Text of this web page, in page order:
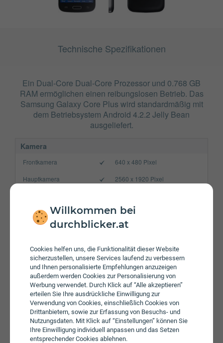
Willkommen bei
durchblicker.at
Cookies helfen uns, die Funktionalität dieser Website
sicherzustellen, unsere Services laufend zu verbessern
und Ihnen personalisierte Empfehlungen anzuzeigen
außerdem werden Cookies zur Personalisierung von
Werbung verwendet. Durch Klick auf “Alle akzeptieren”
erteilen Sie Ihre ausdrückliche Einwilligung zur
Verwendung von Cookies, einschließlich Cookies von
Drittanbietern, sowie zur Erfassung von Besuchs- und
Nutzungsdaten. Mit Klick auf “Einstellungen” können Sie
Ihre Einwilligung individuell anpassen und das Setzen
entsprechender Cookies ablehnen.
Technische Spezifikationen
Ein Dual-Core Dual-Core Prozessor und 0.768 GB
RAM ermöglichen einen reibungslosen Betrieb. Das
Samsung Galaxy Core Plus wird standardmäßig mit
dem Betriebsystem Android 4.2.2 Jelly Bean
ausgeliefert.
Kamera
Frontkamera
640 x 480 Pixel
Hauptkamera
2560 x 1920 Pixel
Bluetooth
b/g/n
Gerät
Akku
1800 mAh
Speicherkarte
max. 64 GB
Betriebssystem
Android 4.2.2 Jelly Bean
Prozessor
Dual-Core